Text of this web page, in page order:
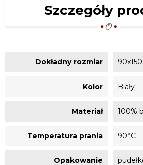
Szczegóły
Dokładny rozmiar 90x150
Kolor Biały
Materiał 100%
Temperatura prania 90°C
Opakowanie